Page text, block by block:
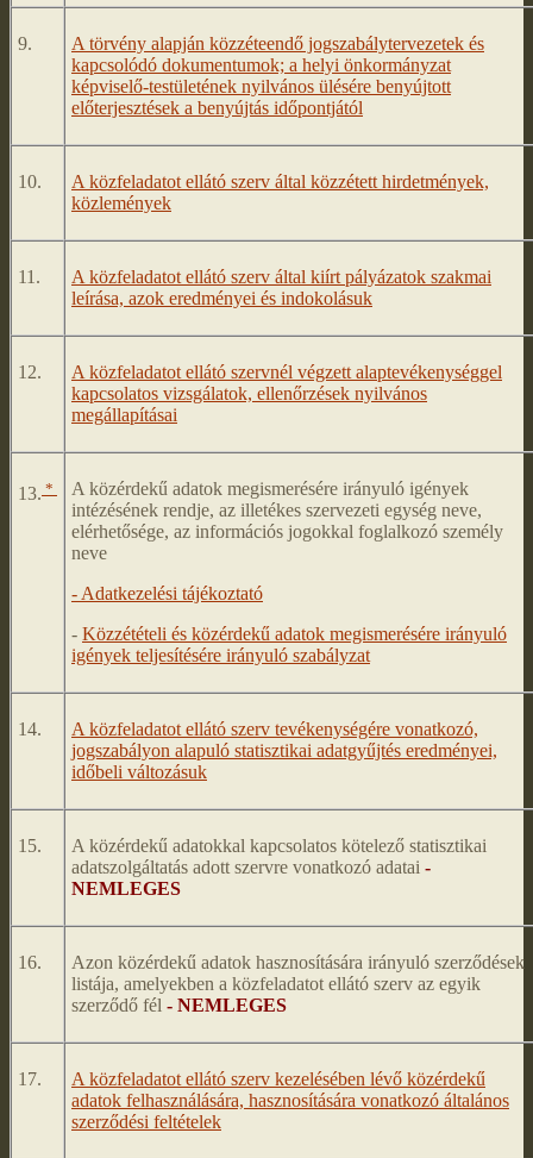
9.
A törvény alapján közzéteendő jogszabálytervezetek és
kapcsolódó dokumentumok; a helyi önkormányzat
képviselő-testületének nyilvános ülésére benyújtott
előterjesztések a benyújtás időpontjától
10.
A közfeladatot ellátó szerv által közzétett hirdetmények,
közlemények
11.
A közfeladatot ellátó szerv által kiírt pályázatok szakmai
leírása, azok eredményei és indokolásuk
12.
A közfeladatot ellátó szervnél végzett alaptevékenységgel
kapcsolatos vizsgálatok, ellenőrzések nyilvános
megállapításai
13. *
A közérdekű adatok megismerésére irányuló igények
intézésének rendje, az illetékes szervezeti egység neve,
elérhetősége, az információs jogokkal foglalkozó személy
neve
- Adatkezelési tájékoztató
- Közzétételi és közérdekű adatok megismerésére irányuló
igények teljesítésére irányuló szabályzat
14.
A közfeladatot ellátó szerv tevékenységére vonatkozó,
jogszabályon alapuló statisztikai adatgyűjtés eredményei,
időbeli változásuk
15.
A közérdekű adatokkal kapcsolatos kötelező statisztikai
adatszolgáltatás adott szervre vonatkozó adatai -
NEMLEGES
16.
Azon közérdekű adatok hasznosítására irányuló szerződések
listája, amelyekben a közfeladatot ellátó szerv az egyik
szerződő fél - NEMLEGES
17.
A közfeladatot ellátó szerv kezelésében lévő közérdekű
adatok felhasználására, hasznosítására vonatkozó általános
szerződési feltételek